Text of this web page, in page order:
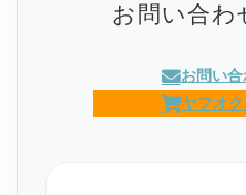
お問い合わ
お問い合
ヤフオ